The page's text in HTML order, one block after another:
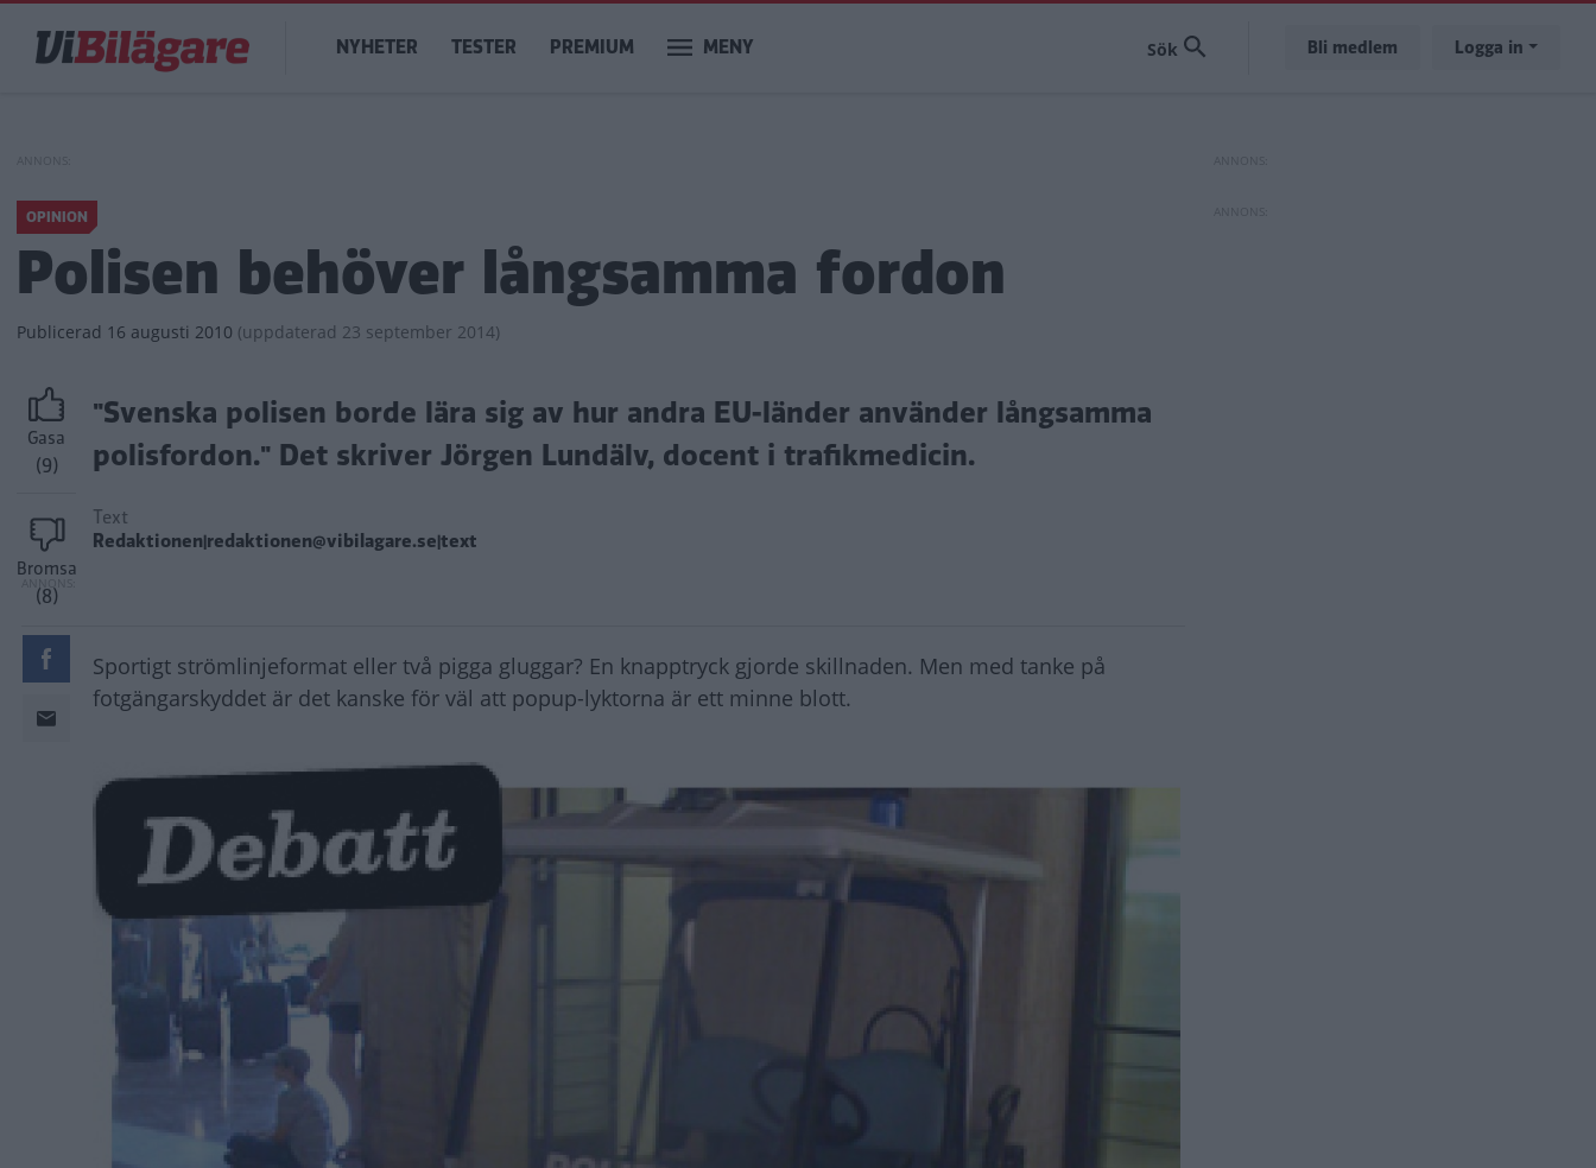
huvudinnehåll
Main
navigation
NYHETER TESTER PREMIUM MENY Bli medlem Logga in
OPINION
Polisen behöver långsamma fordon
Publicerad 16 augusti 2010 (uppdaterad 23 september 2014)
Gasa
(9)
Bromsa
(8)
"Svenska polisen borde lära sig av hur andra EU-länder använder långsamma
polisfordon." Det skriver Jörgen Lundälv, docent i trafikmedicin.
Text
Redaktionen|redaktionen@vibilagare.se|text
Sportigt strömlinjeformat eller två pigga gluggar? En knapptryck gjorde skillnaden. Men med tanke på
fotgängarskyddet är det kanske för väl att popup-lyktorna är ett minne blott.